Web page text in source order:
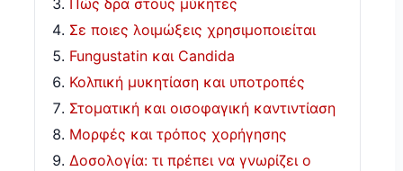
Πώς δρα στους μύκητες
Σε ποιες λοιμώξεις χρησιμοποιείται
Fungustatin και Candida
Κολπική μυκητίαση και υποτροπές
Στοματική και οισοφαγική καντιντίαση
Μορφές και τρόπος χορήγησης
Δοσολογία: τι πρέπει να γνωρίζει ο